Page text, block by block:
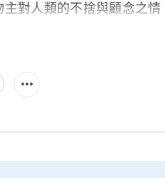
對人類的不捨與顧念之
到的神以明確的語言表達
類對話的同時發表出來
的身邊，神就在你的身邊
步輕輕，他的聲音柔美，